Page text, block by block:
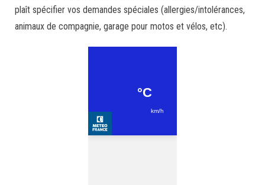
plaît spécifier vos demandes spéciales (allergies/intolérances,
animaux de compagnie, garage pour motos et vélos, etc).